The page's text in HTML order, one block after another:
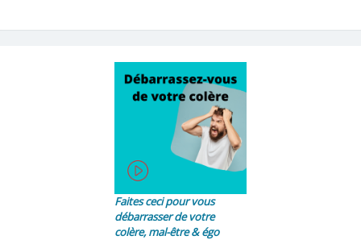
Faites ceci pour vous
débarrasser de votre
colère, mal-être & égo